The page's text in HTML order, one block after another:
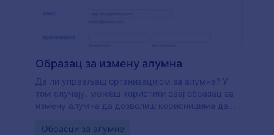
Образац за измену алумна
Да ли управљаш организацијом за алумне? У
том случају, можеш користити овај образац за
измену алумна да дозволиш корисницима да
Go to Category:
Обрасци за алумне